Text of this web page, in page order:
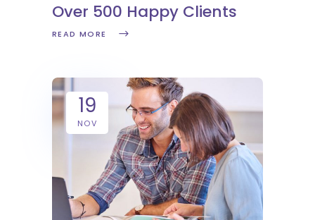
Over 500 Happy Clients
READ MORE
19
NOV